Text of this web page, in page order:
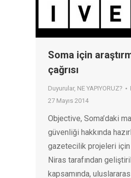
Soma için
çağrısı
Duyurular, NE YAPIYORUZ?
27 Mayıs 2014
Objective, Soma’daki
güvenliği hakkında
gazetecilik projeleri için
Niras tarafından
kapsamında,